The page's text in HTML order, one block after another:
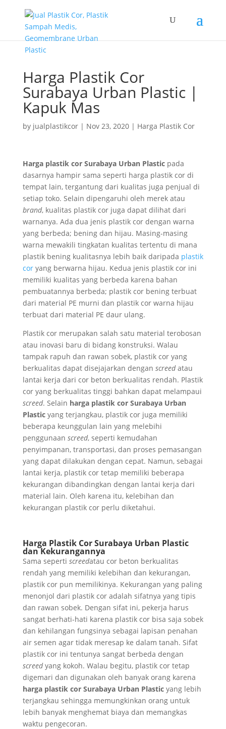
Harga Plastik Cor
Surabaya Urban Plastic |
Kapuk Mas
by jualplastikcor| Nov 23, 2020| Harga Plastik Cor
Harga plastik cor Surabaya Urban Plasticpada
dasarnya hampir sama seperti harga plastik cor di
tempat lain, tergantung dari kualitas juga penjual di
setiap toko. Selain dipengaruhi oleh merek atau
brand, kualitas plastik cor juga dapat dilihat dari
warnanya. Ada dua jenis plastik cor dengan warna
yang berbeda; bening dan hijau. Masing-masing
warna mewakili tingkatan kualitas tertentu di mana
plastik bening kualitasnya lebih baik daripada plastik
coryang berwarna hijau. Kedua jenis plastik cor ini
memiliki kualitas yang berbeda karena bahan
pembuatannya berbeda; plastik cor bening terbuat
dari material PE murni dan plastik cor warna hijau
terbuat dari material PE daur ulang.
Plastik cor merupakan salah satu material terobosan
atau inovasi baru di bidang konstruksi. Walau
tampak rapuh dan rawan sobek, plastik cor yang
berkualitas dapat disejajarkan dengan screedatau
lantai kerja dari cor beton berkualitas rendah. Plastik
cor yang berkualitas tinggi bahkan dapat melampaui
screed. Selain harga plastik cor Surabaya Urban
Plasticyang terjangkau, plastik cor juga memiliki
beberapa keunggulan lain yang melebihi
penggunaan screed, seperti kemudahan
penyimpanan, transportasi, dan proses pemasangan
yang dapat dilakukan dengan cepat. Namun, sebagai
lantai kerja, plastik cor tetap memiliki beberapa
kekurangan dibandingkan dengan lantai kerja dari
material lain. Oleh karena itu, kelebihan dan
kekurangan plastik cor perlu diketahui.
Harga Plastik Cor Surabaya Urban Plastic
dan Kekurangannya
Sama seperti screedatau cor beton berkualitas
rendah yang memiliki kelebihan dan kekurangan,
plastik cor pun memilikinya. Kekurangan yang paling
menonjol dari plastik cor adalah sifatnya yang tipis
dan rawan sobek. Dengan sifat ini, pekerja harus
sangat berhati-hati karena plastik cor bisa saja sobek
dan kehilangan fungsinya sebagai lapisan penahan
air semen agar tidak meresap ke dalam tanah. Sifat
plastik cor ini tentunya sangat berbeda dengan
screedyang kokoh. Walau begitu, plastik cor tetap
digemari dan digunakan oleh banyak orang karena
harga plastik cor Surabaya Urban Plasticyang lebih
terjangkau sehingga memungkinkan orang untuk
lebih banyak menghemat biaya dan memangkas
waktu pengecoran.